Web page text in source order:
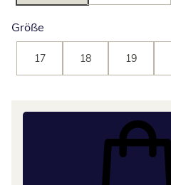
Größe
17 18 19